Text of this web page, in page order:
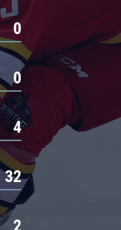
0
0
4
32
2